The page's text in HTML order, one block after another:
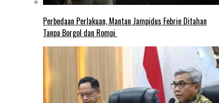
Perbedaan Perlakuan, Mantan Jampidus Febrie Ditahan
Tanpa Borgol dan Rompi